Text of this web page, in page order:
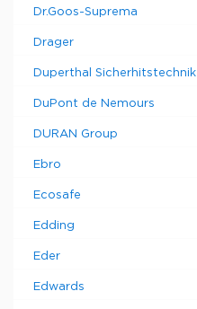
Dr.Goos-Suprema
Drager
Duperthal Sicherhitstechnik
DuPont de Nemours
DURAN Group
Ebro
Ecosafe
Edding
Eder
Edwards